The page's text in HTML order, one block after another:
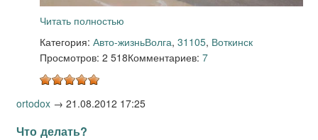
Читать полностью
Категория: Авто-жизньВолга, 31105, Воткинск
Просмотров: 2 518Комментариев: 7
ortodox → 21.08.2012 17:25
Что делать?